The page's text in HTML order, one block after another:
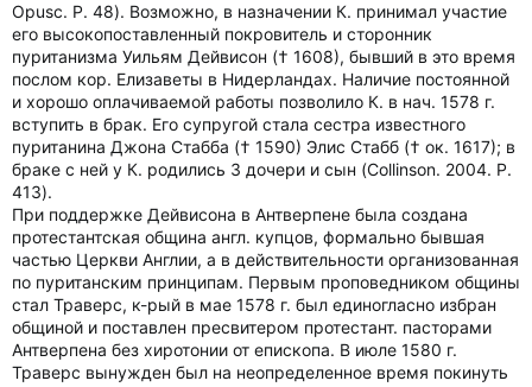
Opusc. P. 48). Возможно, в назначении К. принимал участие
его высокопоставленный покровитель и сторонник
пуританизма Уильям Дейвисон († 1608), бывший в это время
послом кор. Елизаветы в Нидерландах. Наличие постоянной
и хорошо оплачиваемой работы позволило К. в нач. 1578 г.
вступить в брак. Его супругой стала сестра известного
пуританина Джона Стабба († 1590) Элис Стабб († ок. 1617); в
браке с ней у К. родились 3 дочери и сын (Collinson. 2004. P.
413).
При поддержке Дейвисона в Антверпене была создана
протестантская община англ. купцов, формально бывшая
частью Церкви Англии, а в действительности организованная
по пуританским принципам. Первым проповедником общины
стал Траверс, к-рый в мае 1578 г. был единогласно избран
общиной и поставлен пресвитером протестант. пасторами
Антверпена без хиротонии от епископа. В июле 1580 г.
Траверс вынужден был на неопределенное время покинуть